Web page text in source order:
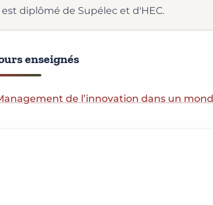
est diplômé de Supélec et d'HEC.
enseignés
de l’innovation dans un